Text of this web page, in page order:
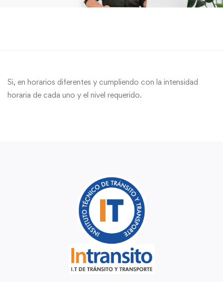
Si, en horarios diferentes y cumpliendo con la intensidad
horaria de cada uno y el nivel requerido.